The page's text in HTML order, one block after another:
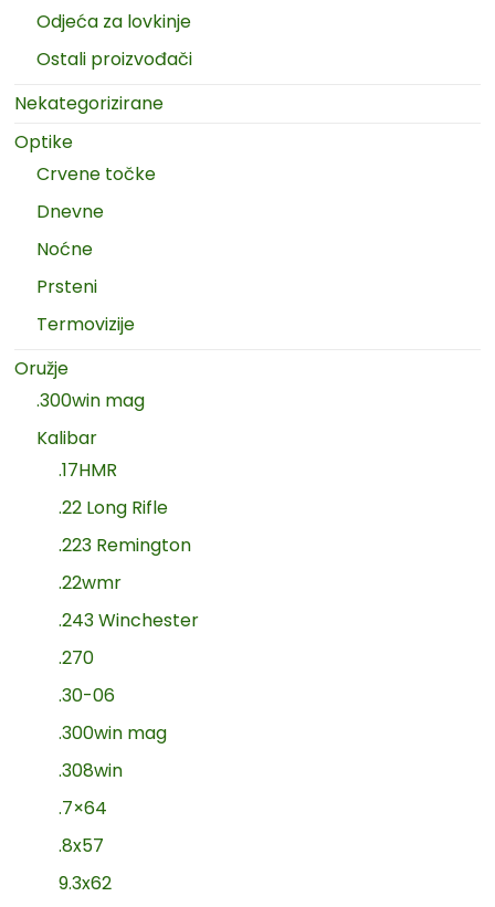
Odjeća za lovkinje
Ostali proizvođači
Nekategorizirane
Optike
Crvene točke
Dnevne
Noćne
Prsteni
Termovizije
Oružje
.300win mag
Kalibar
.17HMR
.22 Long Rifle
.223 Remington
.22wmr
.243 Winchester
.270
.30-06
.300win mag
.308win
.7×64
.8x57
9.3x62